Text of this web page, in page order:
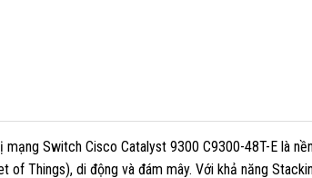
mạng Switch Cisco Catalyst 9300 C9300-48T-E là
of Things), di động và đám mây. Với khả năng